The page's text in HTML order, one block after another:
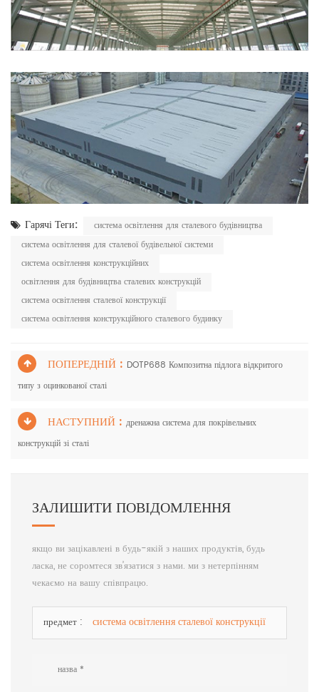
Гарячі Теги:
система освітлення для сталевого будівництва
система освітлення для сталевої будівельної системи
система освітлення конструкційних
освітлення для будівництва сталевих конструкцій
система освітлення сталевої конструкції
система освітлення конструкційного сталевого будинку
ПОПЕРЕДНІЙ : DOTP688 Композитна підлога відкритого
типу з оцинкованої сталі
НАСТУПНИЙ : дренажна система для покрівельних
конструкцій зі сталі
ЗАЛИШИТИ ПОВІДОМЛЕННЯ
якщо ви зацікавлені в будь-якій з наших продуктів, будь
ласка, не соромтеся зв’язатися з нами. ми з нетерпінням
чекаємо на вашу співпрацю.
предмет : система освітлення сталевої конструкції